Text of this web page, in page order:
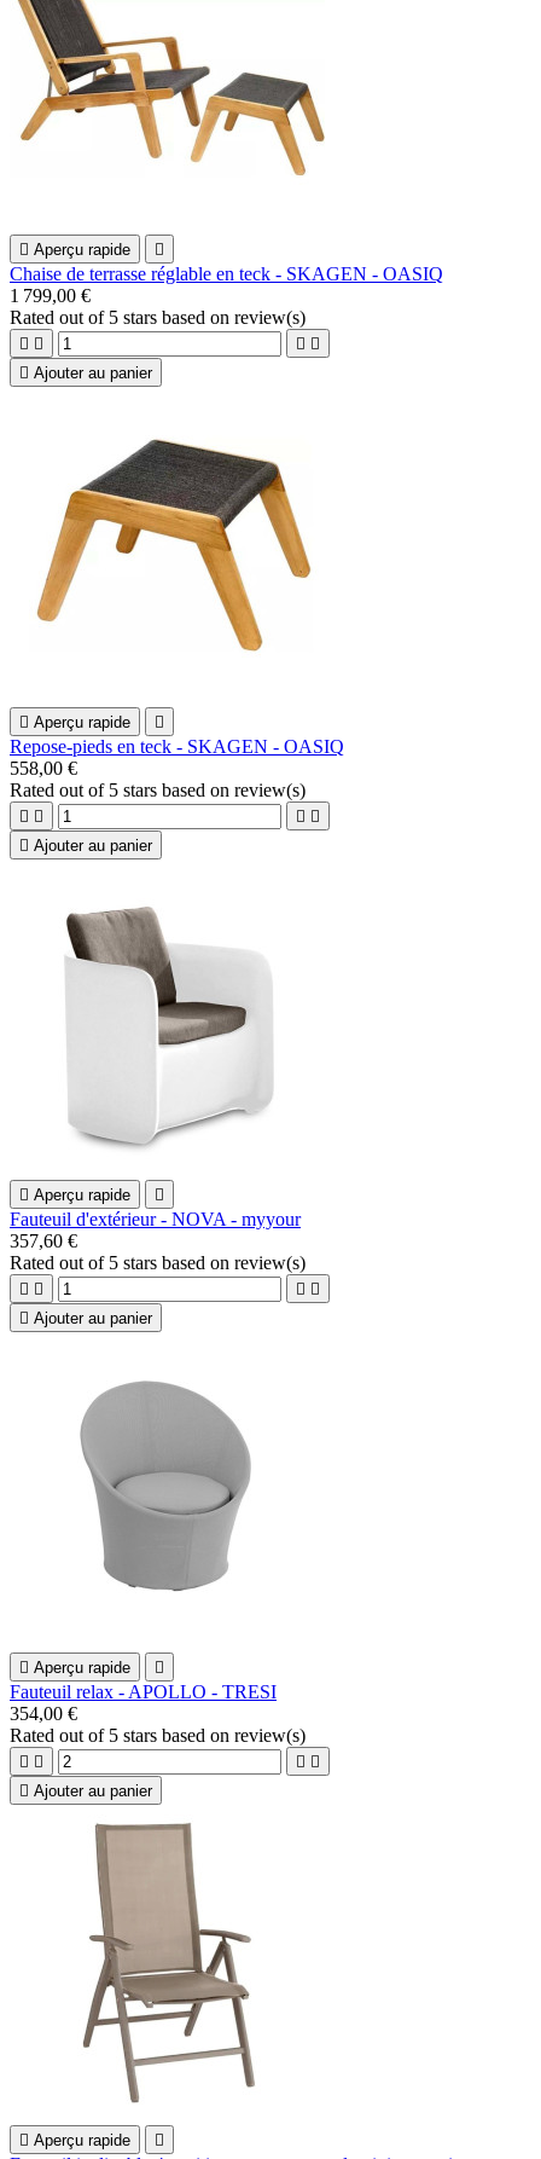
 Aperçu rapide 
Chaise de terrasse réglable en teck - SKAGEN - OASIQ
1 799,00 €
Rated out of 5 stars based on review(s)
   
 Ajouter au panier
 Aperçu rapide 
Repose-pieds en teck - SKAGEN - OASIQ
558,00 €
Rated out of 5 stars based on review(s)
   
 Ajouter au panier
 Aperçu rapide 
Fauteuil d'extérieur - NOVA - myyour
357,60 €
Rated out of 5 stars based on review(s)
   
 Ajouter au panier
 Aperçu rapide 
Fauteuil relax - APOLLO - TRESI
354,00 €
Rated out of 5 stars based on review(s)
   
 Ajouter au panier
 Aperçu rapide 